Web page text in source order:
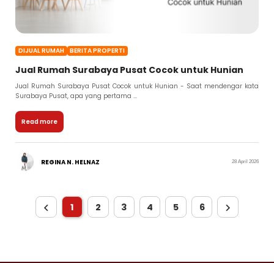
DIJUAL RUMAH BERITA PROPERTI
Jual Rumah Surabaya Pusat Cocok untuk Hunian
Jual Rumah Surabaya Pusat Cocok untuk Hunian - Saat mendengar kata
Surabaya Pusat, apa yang pertama ...
Read more
REGINA N. HELNAZ 28 April 2026
1 2 3 4 5 6